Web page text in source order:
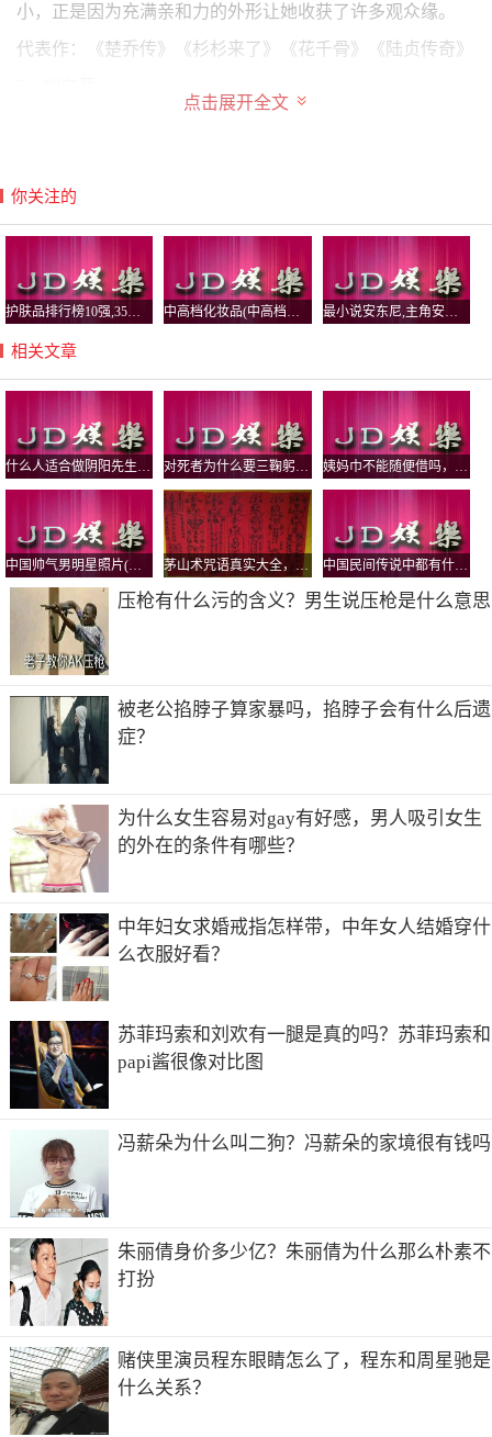
小，正是因为充满亲和力的外形让她收获了许多观众缘。
代表作：《楚乔传》《杉杉来了》《花千骨》《陆贞传奇》
因为饰演《神雕侠女》被大家称为“神仙姐姐”，这一称呼可
微微向内含看起来很东方，透露出一种含蓄美。
B站上曾有人这样夸奖她“她的美是真理，是自然法则，是上
帝创造”。
代表作：《仙剑奇侠传》《神雕侠侣》《铜雀台》《三生三
中国女演员前100名
中国女演员前100名有：刘涛、孙俪、牛莉、黄圣依、关晓
彤、高露、刘敏涛、高圆圆、左小青、江疏影、袁立等。
牛莉，1973年5月1日出生于北京市一个普通军人家庭，毕业
于解放军艺术学院。中国空军电视艺术中心女演员。
早年经历
花样游泳团体冠军。15岁转入八一射击队，与王义夫及李对
红做过队友，1990年获得全军射击冠军?。
当她事业正旺，妈妈又把她从中国人民解放军广州军区调到
定报考艺术院校。她先考了中央戏剧学院，结果初试时就被
刷下来。她接着去考北京电影学院和解放军艺术学院，最终
考上了解放军艺术学院。
中国100大美女明星排行榜
1、刘亦菲
刘亦菲，1987年8月25日出生于湖北省武汉市，华语影视女
演员、歌手，毕业于北京电影学院2002级表演系本科。
刘亦菲清纯灵气、气质独特，具有典型的江南女子气质，让
人过目难忘。她被评为最有“仙气”的古装女演员。
杨幂，1986年9月12日出生于北京市，中国内地影视女演
员、流行乐歌手、影视制片人。
杨幂外形漂亮可爱、同时又天生带点儿北京女孩大而化之的
豪气，作为85后美女的她一直在影视行业勤劳耕耘，如同杨
幂粉丝的称号“蜜蜂”。
3、刘诗诗
刘诗诗（原名刘诗施），1987年3月10日出生于北京市，中
国内地影视女演员、影视出品人。2002年，考入北京舞蹈学
院芭蕾舞专业本科班学习。
点击展开全文
你关注的
最小说安东尼,主角安东小说
相关文章
茅山术咒语真实大全，茅山五鬼运财术揭秘 中国民间传说中都有什么鬼，怨气最大的鬼有哪些？
压枪有什么污的含义？男生说压枪是什么意思
被老公掐脖子算家暴吗，掐脖子会有什么后遗
症？
为什么女生容易对gay有好感，男人吸引女生
的外在的条件有哪些？
中年妇女求婚戒指怎样带，中年女人结婚穿什
么衣服好看？
苏菲玛索和刘欢有一腿是真的吗？苏菲玛索和
papi酱很像对比图
冯薪朵为什么叫二狗？冯薪朵的家境很有钱吗
朱丽倩身价多少亿？朱丽倩为什么那么朴素不
打扮
赌侠里演员程东眼睛怎么了，程东和周星驰是
什么关系？